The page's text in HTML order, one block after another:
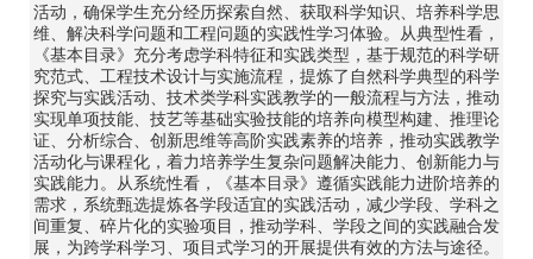
活动，确保学生充分经历探索自然、获取科学知识、培养科学思
维、解决科学问题和工程问题的实践性学习体验。从典型性看，
《基本目录》充分考虑学科特征和实践类型，基于规范的科学研
究范式、工程技术设计与实施流程，提炼了自然科学典型的科学
探究与实践活动、技术类学科实践教学的一般流程与方法，推动
实现单项技能、技艺等基础实验技能的培养向模型构建、推理论
证、分析综合、创新思维等高阶实践素养的培养，推动实践教学
活动化与课程化，着力培养学生复杂问题解决能力、创新能力与
实践能力。从系统性看，《基本目录》遵循实践能力进阶培养的
需求，系统甄选提炼各学段适宜的实践活动，减少学段、学科之
间重复、碎片化的实验项目，推动学科、学段之间的实践融合发
展，为跨学科学习、项目式学习的开展提供有效的方法与途径。